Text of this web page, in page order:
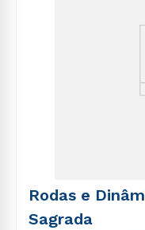
Rodas e
Sagrada